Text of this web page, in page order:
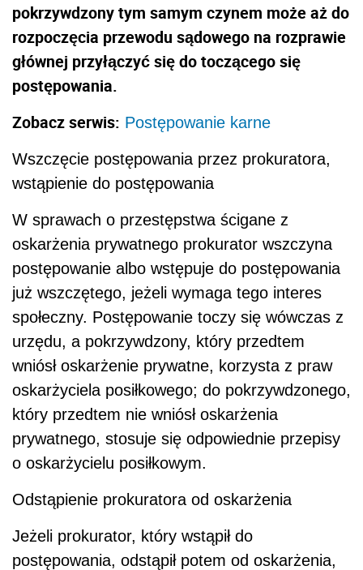
pokrzywdzony tym samym czynem może aż do
rozpoczęcia przewodu sądowego na rozprawie
głównej przyłączyć się do toczącego się
postępowania.
Zobacz serwis: Postępowanie karne
Wszczęcie postępowania przez prokuratora,
wstąpienie do postępowania
W sprawach o przestępstwa ścigane z
oskarżenia prywatnego prokurator wszczyna
postępowanie albo wstępuje do postępowania
już wszczętego, jeżeli wymaga tego interes
społeczny. Postępowanie toczy się wówczas z
urzędu, a pokrzywdzony, który przedtem
wniósł oskarżenie prywatne, korzysta z praw
oskarżyciela posiłkowego; do pokrzywdzonego,
który przedtem nie wniósł oskarżenia
prywatnego, stosuje się odpowiednie przepisy
o oskarżycielu posiłkowym.
Odstąpienie prokuratora od oskarżenia
Jeżeli prokurator, który wstąpił do
postępowania, odstąpił potem od oskarżenia,